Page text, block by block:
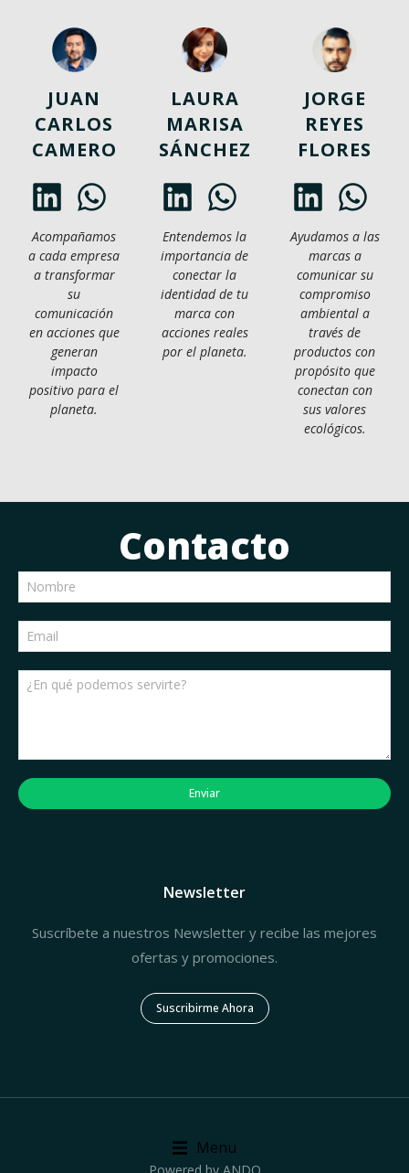
JUAN
CARLOS
CAMERO
Acompañamos
a cada empresa
a transformar
su
comunicación
en acciones que
generan
impacto
positivo para el
planeta.
LAURA
MARISA
SÁNCHEZ
Entendemos la
importancia de
conectar la
identidad de tu
marca con
acciones reales
por el planeta.
JORGE
REYES
FLORES
Ayudamos a las
marcas a
comunicar su
compromiso
ambiental a
través de
productos con
propósito que
conectan con
sus valores
ecológicos.
Contacto
Enviar
Newsletter
Suscríbete a nuestros Newsletter y recibe las mejores
ofertas y promociones.
Suscribirme Ahora
Menu